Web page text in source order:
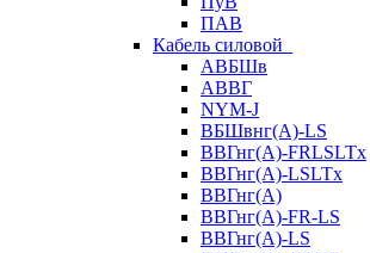
ПАВ
Кабель силовой
АВБШв
АВВГ
NYM-J
ВБШвнг(А)-LS
ВВГнг(A)-FRLSLTx
ВВГнг(A)-LSLTx
ВВГнг(А)
ВВГнг(А)-FR-LS
ВВГнг(А)-LS